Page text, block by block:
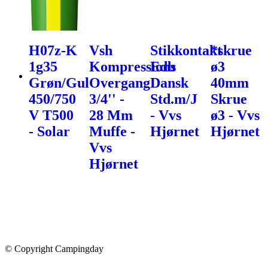
H07z-K
1g35
Grøn/Gul
450/750
V T500
- Solar
Vsh
Kompressions
Overgang
3/4'' -
28 Mm
Muffe -
Vvs
Hjørnet
Stikkontakt
Edb
Dansk
Std.m/J
- Vvs
Hjørnet
*skrue
ø3
40mm
Skrue
ø3 - Vvs
Hjørnet
© Copyright Campingday